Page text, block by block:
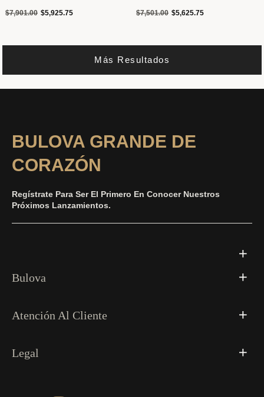
Precio reducido de
$7,901.00a$5,925.75 Precio reducido de
$7,501.00a$5,625.75
Más Resultados
BULOVA GRANDE DE
CORAZÓN
Regístrate Para Ser El Primero En Conocer Nuestros
Próximos Lanzamientos.
Bulova
Atención Al Cliente
Legal